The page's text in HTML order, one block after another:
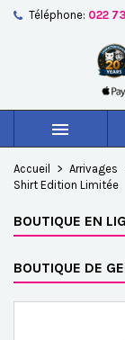
Téléphone: 022

Accueil Arrivages
Shirt Edition Limitée
BOUTIQUE EN
BOUTIQUE DE
Créer une
Nom de la
Vous devez
votre liste